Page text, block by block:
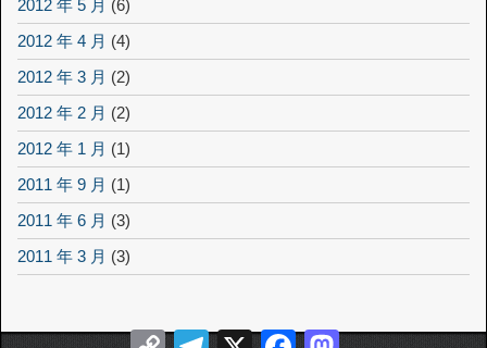
2012 年 5 月 (6)
2012 年 4 月 (4)
2012 年 3 月 (2)
2012 年 2 月 (2)
2012 年 1 月 (1)
2011 年 9 月 (1)
2011 年 6 月 (3)
2011 年 3 月 (3)
Copy Telegram
X FacebookMastodon